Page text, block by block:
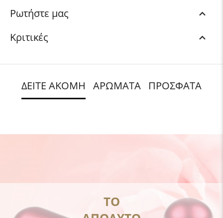
Ρωτήστε μας
Κριτικές
ΔΕΙΤΕ ΑΚΟΜΗ ΑΡΩΜΑΤΑ ΠΡΟΣΦΑΤΑ
ΤΟ